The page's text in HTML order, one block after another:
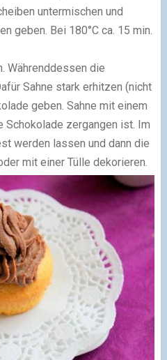
untermischen und
geben. Bei 180°C ca. 15 min.
Währenddessen die
Sahne stark erhitzen (nicht
geben. Sahne mit einem
Schokolade zergangen ist. Im
werden lassen und dann die
mit einer Tülle dekorieren.